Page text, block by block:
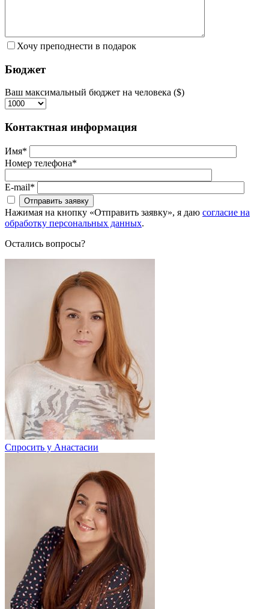
Хочу преподнести в подарок
Бюджет
Ваш максимальный бюджет на человека ($)
Контактная информация
Имя*
Номер телефона*
E-mail*
Нажимая на кнопку «Отправить заявку», я даю согласие на
обработку персональных данных.
Остались вопросы?
Спросить у Анастасии